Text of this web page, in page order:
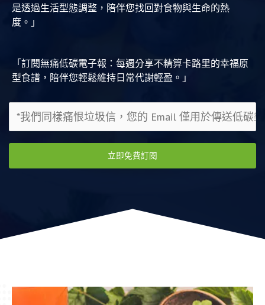
是透過生活型態調整，陪伴您找回對食物與生命的熱
度。」
「訂閱無痛低碳電子報：每週分享不精算卡路里的幸福原
型食譜，陪伴您輕鬆維持日常代謝輕盈。」
立即免費訂閱